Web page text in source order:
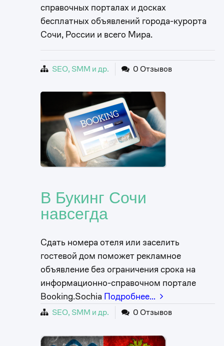
справочных порталах и досках
бесплатных объявлений города-курорта
Сочи, России и всего Мира.
SEO, SMM и др. 0 Отзывов
В Букинг Сочи
навсегда
Сдать номера отеля или заселить
гостевой дом поможет рекламное
объявление без ограничения срока на
информационно-справочном портале
Booking.Sochia Подробнее…
SEO, SMM и др. 0 Отзывов